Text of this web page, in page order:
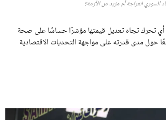
السوري انفراجة أم مزيد من الأزمة؟
أي تحرك تجاه تعديل قيمتها مؤشرًا حساسًا على صحة
حول مدى قدرته على مواجهة التحديات الاقتصادية